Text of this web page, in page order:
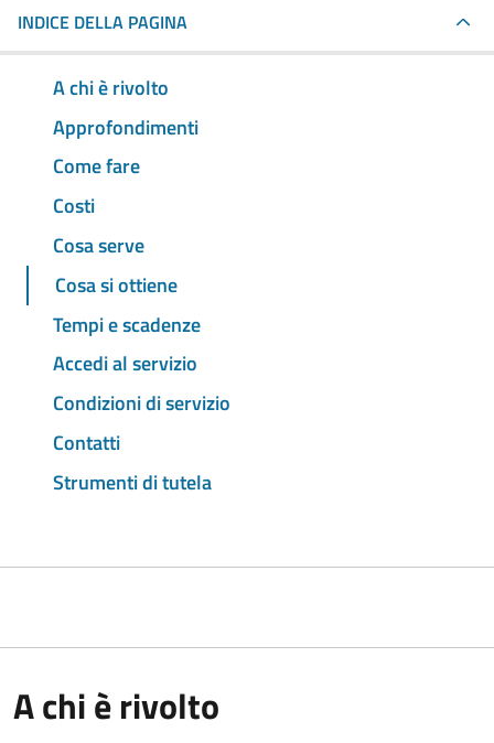
INDICE DELLA PAGINA
A chi è rivolto
Approfondimenti
Come fare
Costi
Cosa serve
Cosa si ottiene
Tempi e scadenze
Accedi al servizio
Condizioni di servizio
Contatti
Strumenti di tutela
A chi è rivolto